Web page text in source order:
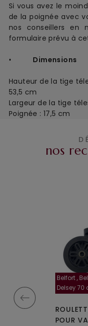
Si vous avez le
de la poignée avec
nos conseillers en
formulaire prévu à
• Dimensions
Hauteur de la tige
53,5 cm
Largeur de la tige
Poignée : 17,5 cm
nos
roulette, 4 cm
A-35
Belfort ,
Delsey 70
POUR